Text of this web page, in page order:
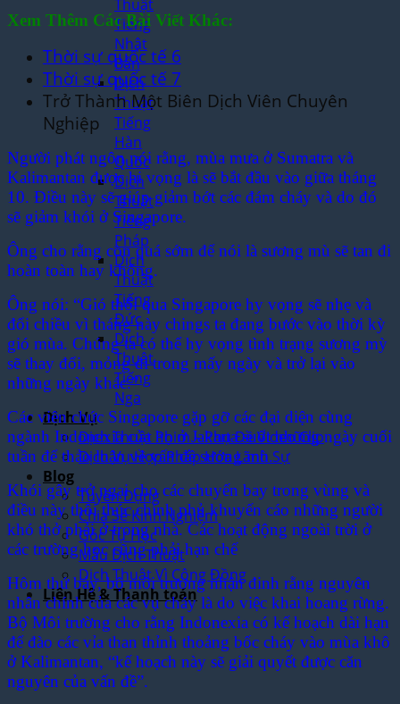
Thuật
Tiếng
Nhật
Bản
Dịch
Thuật
Tiếng
Hàn
Quốc
Dịch
Thuật
Tiếng
Pháp
Dịch
Thuật
Tiếng
Đức
Dịch
Thuật
Tiếng
Nga
Dịch Vụ
Dịch Thuật Phim – Phụ Đề Video Clip
Dịch Vụ Hợp Pháp Hóa Lãnh Sự
Blog
Tuyển Dụng
Chia Sẻ Kinh Nghiệm
Góc Tự Học
Mẫu Dịch Thuật
Dịch Thuật Vì Cộng Đồng
Liên Hệ & Thanh toán
Xem Thêm Các Bài Viết Khác:
Thời sự quốc tế 6
Thời sự quốc tế 7
Trở Thành Một Biên Dịch Viên Chuyên
Nghiệp
Người phát ngôn nói rằng, mùa mưa ở Sumatra và
Kalimantan được hi vọng là sẽ bắt đầu vào giữa tháng
10. Điều này sẽ giúp giảm bớt các đám cháy và do đó
sẽ giảm khói ở Singapore.
Ông cho rằng còn quá sớm để nói là sương mù sẽ tan đi
hoàn toàn hay không.
Ông nói: “Gió thổi qua Singapore hy vọng sẽ nhẹ và
đổi chiều vì tháng này chings ta đang bước vào thời kỳ
gió mùa. Chúng ta có thể hy vọng tình trạng sương mỳ
sẽ thay đổi, mỏng đi trong mấy ngày và trở lại vào
những ngày khác.”
Các viên chức Singapore gặp gỡ các đại diện cùng
ngành Indonexia của họ ở Jakarta suốt những ngày cuối
tuần để thảo luận về vấn đề sương mù.
Khói gây trở ngại cho các chuyến bay trong vùng và
điều này thôi thúc chính phủ khuyến cáo những người
khó thở phải ở trong nhà. Các hoạt động ngoài trời ở
các trường học cũng phải hạn chế
Hôm thứ bảy, bộ môi trường nhận đinh rằng nguyên
nhân chính của các vụ cháy là do việc khai hoang rừng.
Bộ Môi trường cho rằng Indonexia có kế hoạch dài hạn
để đào các vỉa than thỉnh thoảng bốc cháy vào mùa khô
ở Kalimantan, “kế hoạch này sẽ giải quyết được căn
nguyên của vấn đề”.